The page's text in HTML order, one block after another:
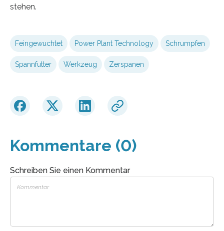
stehen.
Feingewuchtet Power Plant Technology Schrumpfen
Spannfutter Werkzeug Zerspanen
Kommentare (0)
Schreiben Sie einen Kommentar